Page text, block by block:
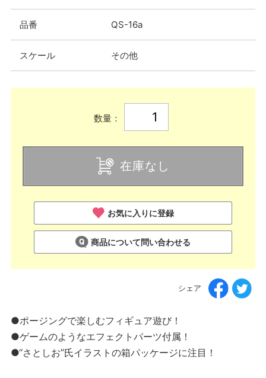
品番 QS-16a
スケール その他
数量：
在庫なし
お気に入りに登録
商品について問い合わせる
シェア
●ポージングで楽しむフィギュア遊び！
●ゲームのようなエフェクトパーツ付属！
●“さとしお”氏イラストの箱パッケージに注目！